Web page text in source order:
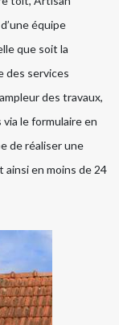
équipe
que soit la
des services
des travaux,
le formulaire en
de réaliser une
ainsi en moins de 24